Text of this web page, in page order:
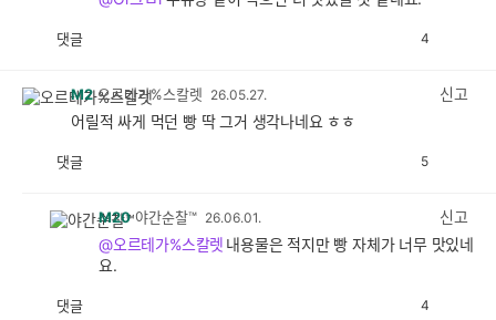
댓글 4
M2 오르테가%스칼렛 26.05.27.
신고
어릴적 싸게 먹던 빵 딱 그거 생각나네요 ㅎㅎ
댓글 5
M20 야간순찰™ 26.06.01.
신고
@오르테가%스칼렛 내용물은 적지만 빵 자체가 너무 맛있네
요.
댓글 4